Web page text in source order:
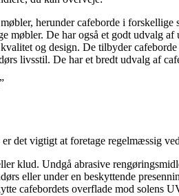
herunder cafeborde i forskellige
møbler. De har også et godt udvalg af
og design. De tilbyder
livsstil. De har et bredt udvalg af
det vigtigt at foretage regelmæssig
klud. Undgå abrasive
eller under en beskyttende
cafebordets overflade mod solens